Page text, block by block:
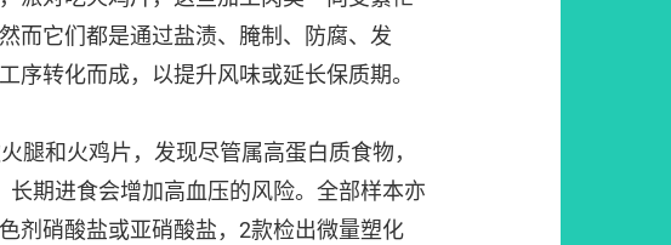
而它们都是通过盐渍、腌制、防腐、发
序转化而成，以提升风味或延长保质期。
腿和火鸡片，发现尽管属高蛋白质食物，
长期进食会增加高血压的风险。全部样本亦
剂硝酸盐或亚硝酸盐，2款检出微量塑化